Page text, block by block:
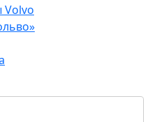
Volvo